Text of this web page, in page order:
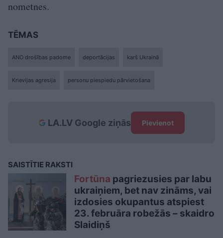
nometnes.
TĒMAS
ANO drošības padome deportācijas karš Ukrainā
Krievijas agresija personu piespiedu pārvietošana
LA.LV Google ziņās Pievienot
SAISTĪTIE RAKSTI
Fortūna pagriezusies par labu
ukraiņiem, bet nav zināms, vai
izdosies okupantus atspiest
23. februāra robežās – skaidro
Slaidiņš